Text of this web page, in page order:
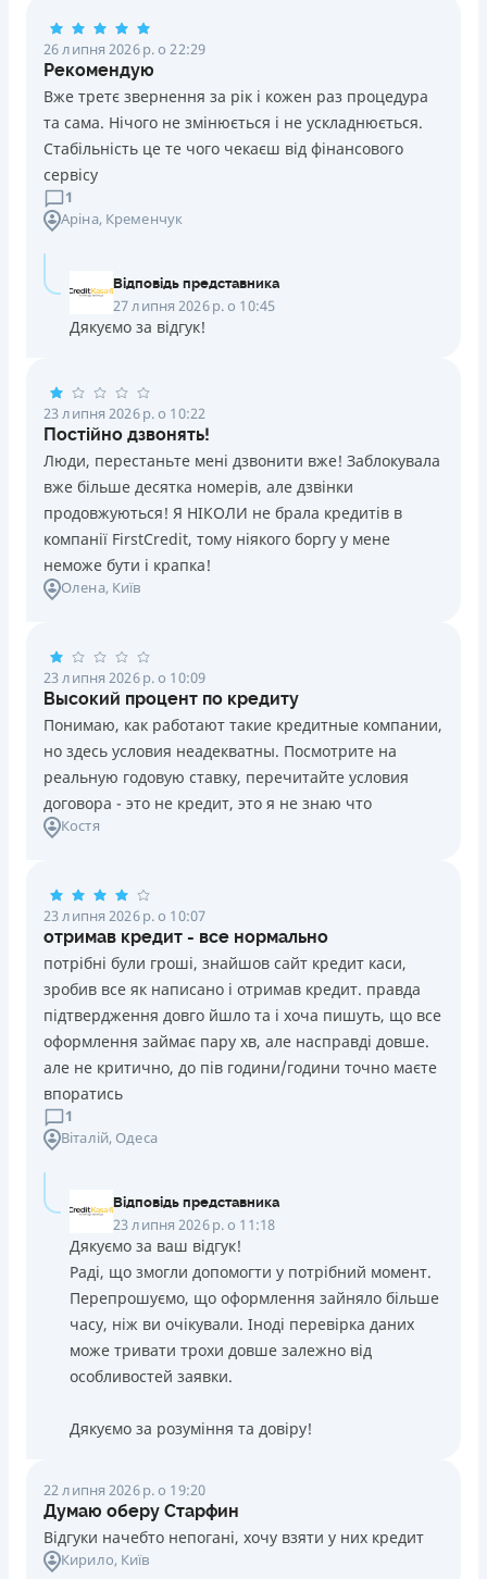
Погашення
Оплата на розрахунковий рахунок
Онлайн (через сайт або інтернет-банкінг)
Через термінали Приватбанку
Через термінали самообслуговування
Ліцензія НБУ
Ліцензія переоформлена 14.03.2024 р.
Вся інформація про кредит
ОТРИМАТИ ПОЗИКУ
26 липня 2026 р. о 22:29
Рекомендую
Вже третє звернення за рік і кожен раз процедура
та сама. Нічого не змінюється і не ускладнюється.
Стабільність це те чого чекаєш від фінансового
сервісу
1
Аріна, Кременчук
Відповідь представника
27 липня 2026 р. о 10:45
Дякуємо за відгук!
23 липня 2026 р. о 10:22
Постійно дзвонять!
Люди, перестаньте мені дзвонити вже! Заблокувала
вже більше десятка номерів, але дзвінки
продовжуються! Я НІКОЛИ не брала кредитів в
компанії FirstCredit, тому ніякого боргу у мене
неможе бути і крапка!
Олена, Київ
23 липня 2026 р. о 10:09
Высокий процент по кредиту
Понимаю, как работают такие кредитные компании,
но здесь условия неадекватны. Посмотрите на
реальную годовую ставку, перечитайте условия
договора - это не кредит, это я не знаю что
Костя
23 липня 2026 р. о 10:07
отримав кредит - все нормально
потрібні були гроші, знайшов сайт кредит каси,
зробив все як написано і отримав кредит. правда
підтвердження довго йшло та і хоча пишуть, що все
оформлення займає пару хв, але насправді довше.
але не критично, до пів години/години точно маєте
впоратись
1
Віталій, Одеса
Відповідь представника
23 липня 2026 р. о 11:18
Дякуємо за ваш відгук!
Раді, що змогли допомогти у потрібний момент.
Перепрошуємо, що оформлення зайняло більше
часу, ніж ви очікували. Іноді перевірка даних
може тривати трохи довше залежно від
особливостей заявки.
Дякуємо за розуміння та довіру!
22 липня 2026 р. о 19:20
Думаю оберу Старфин
Відгуки начебто непогані, хочу взяти у них кредит
Кирило, Київ